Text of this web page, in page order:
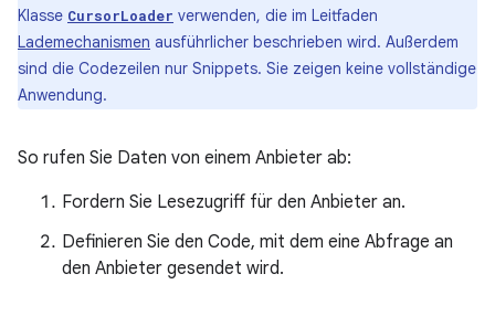
Klasse CursorLoader verwenden, die im Leitfaden
Lademechanismen ausführlicher beschrieben wird. Außerdem
sind die Codezeilen nur Snippets. Sie zeigen keine vollständige
Anwendung.
So rufen Sie Daten von einem Anbieter ab:
Fordern Sie Lesezugriff für den Anbieter an.
Definieren Sie den Code, mit dem eine Abfrage an
den Anbieter gesendet wird.